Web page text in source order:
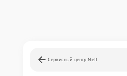
Сервисный центр Neff